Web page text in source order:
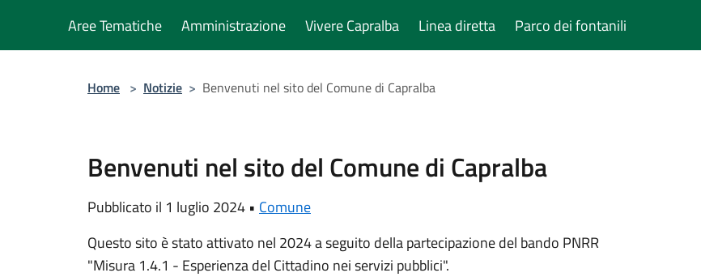
Aree Tematiche Amministrazione Vivere Capralba Linea diretta Parco dei fontanili
Home > Notizie > Benvenuti nel sito del Comune di Capralba
Benvenuti nel sito del Comune di Capralba
Pubblicato il 1 luglio 2024 • Comune
Questo sito è stato attivato nel 2024 a seguito della partecipazione del bando PNRR
"Misura 1.4.1 - Esperienza del Cittadino nei servizi pubblici".